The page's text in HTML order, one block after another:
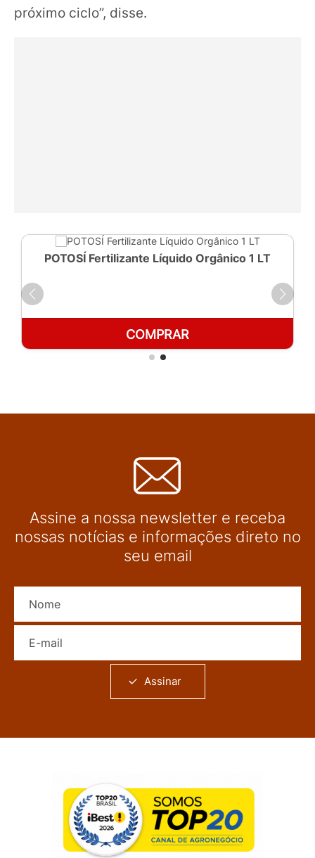
próximo ciclo”, disse.
POTOSÍ Fertilizante Líquido Orgânico 1 LT
COMPRAR
Assine a nossa newsletter e receba
nossas notícias e informações direto no
seu email
Assinar